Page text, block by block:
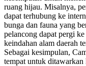
ruang hijau. Misalnya,
dapat terhubung ke
bunga dan fauna yang
pelancong dapat pergi
keindahan alam daerah
Sebagai kesimpulan,
tempat untuk ditawarkan